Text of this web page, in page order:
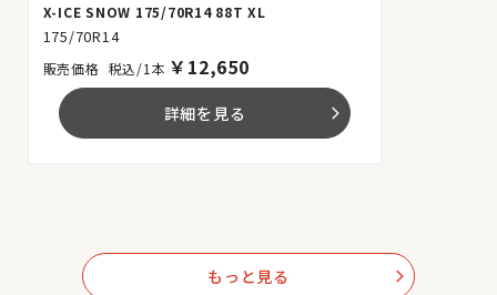
X-ICE SNOW 175/70R14 88T XL
175/70R14
税込/1本 ￥ 12,650
詳細を見る arrow_forward_ios
もっと見る arrow_forward_ios